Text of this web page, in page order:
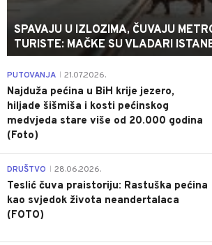
SPAVAJU U IZLOZIMA, ČUVAJU
TURISTE: MAČKE SU VLADARI
PUTOVANJA 21.07.2026.
Najduža pećina u BiH krije jezero,
hiljade šišmiša i kosti pećinskog
medvjeda stare više od 20.000 godina
(Foto)
DRUŠTVO 28.06.2026.
Teslić čuva praistoriju: Rastuška pećina
kao svjedok života neandertalaca
(FOTO)